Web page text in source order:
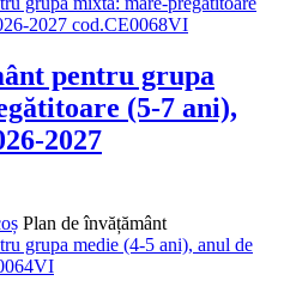
pentru grupa
(5-7 ani),
2027
Plan de învățământ